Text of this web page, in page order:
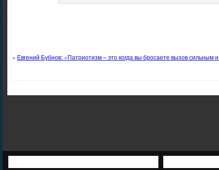
« Евгений Бубнов: «Патриотизм – это когда вы бросаете вызов сильным